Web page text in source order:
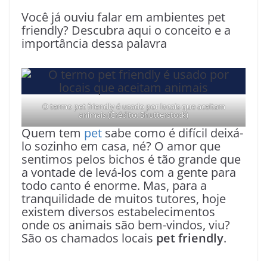
Você já ouviu falar em ambientes pet
friendly? Descubra aqui o conceito e a
importância dessa palavra
O termo pet friendly é usado por locais que aceitam
animais (Crédito: Shutterstock)
Quem tem pet sabe como é difícil deixá-
lo sozinho em casa, né? O amor que
sentimos pelos bichos é tão grande que
a vontade de levá-los com a gente para
todo canto é enorme. Mas, para a
tranquilidade de muitos tutores, hoje
existem diversos estabelecimentos
onde os animais são bem-vindos, viu?
São os chamados locais pet friendly.